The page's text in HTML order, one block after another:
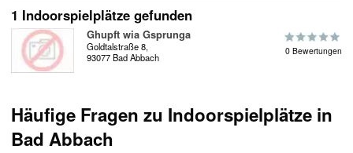
1 Indoorspielplätze gefunden
Ghupft wia Gsprunga
Goldtalstraße 8,
93077 Bad Abbach
0 Bewertungen
Häufige Fragen zu Indoorspielplätze in
Bad Abbach